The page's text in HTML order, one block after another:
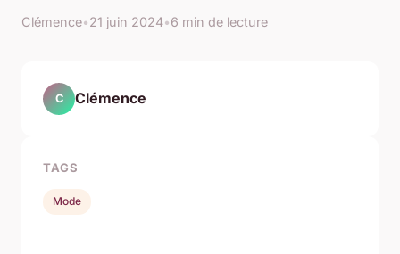
Clémence•21 juin 2024•6 min de lecture
C Clémence
TAGS
Mode